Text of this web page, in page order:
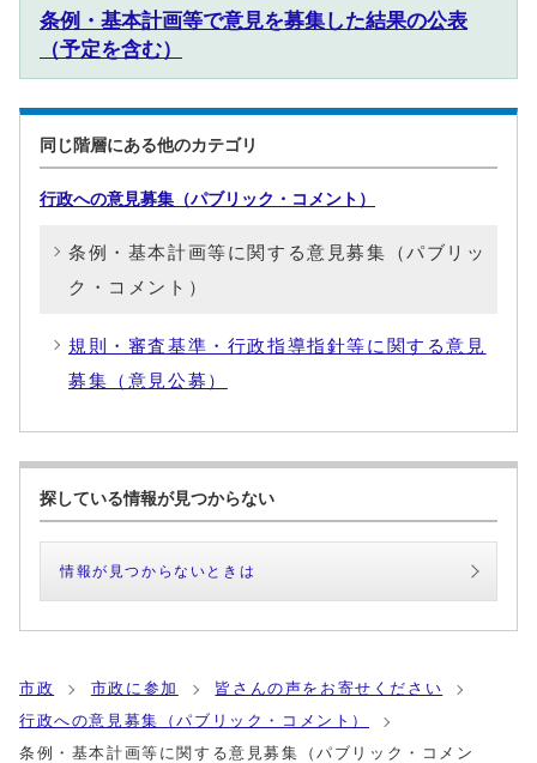
条例・基本計画等で意見を募集した結果の公表
（予定を含む）
同じ階層にある他のカテゴリ
行政への意見募集（パブリック・コメント）
条例・基本計画等に関する意見募集（パブリッ
ク・コメント）
規則・審査基準・行政指導指針等に関する意見
募集（意見公募）
探している情報が見つからない
情報が見つからないときは
市政 市政に参加
皆さんの声をお寄せください
行政への意見募集（パブリック・コメント）
条例・基本計画等に関する意見募集（パブリック・コメン